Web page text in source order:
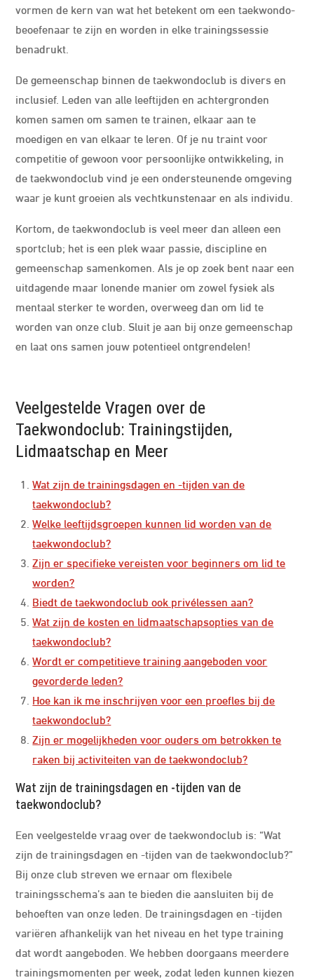
vormen de kern van wat het betekent om een ​​taekwondo-
beoefenaar te zijn en worden in elke trainingssessie
benadrukt.
De gemeenschap binnen de taekwondoclub is divers en
inclusief. Leden van alle leeftijden en achtergronden
komen samen om samen te trainen, elkaar aan te
moedigen en van elkaar te leren. Of je nu traint voor
competitie of gewoon voor persoonlijke ontwikkeling, in
de taekwondoclub vind je een ondersteunende omgeving
waar je kunt groeien als vechtkunstenaar en als individu.
Kortom, de taekwondoclub is veel meer dan alleen een
sportclub; het is een plek waar passie, discipline en
gemeenschap samenkomen. Als je op zoek bent naar een
uitdagende maar lonende manier om zowel fysiek als
mentaal sterker te worden, overweeg dan om lid te
worden van onze club. Sluit je aan bij onze gemeenschap
en laat ons samen jouw potentieel ontgrendelen!
Veelgestelde Vragen over de
Taekwondoclub: Trainingstijden,
Lidmaatschap en Meer
Wat zijn de trainingsdagen en -tijden van de
taekwondoclub?
Welke leeftijdsgroepen kunnen lid worden van de
taekwondoclub?
Zijn er specifieke vereisten voor beginners om lid te
worden?
Biedt de taekwondoclub ook privélessen aan?
Wat zijn de kosten en lidmaatschapsopties van de
taekwondoclub?
Wordt er competitieve training aangeboden voor
gevorderde leden?
Hoe kan ik me inschrijven voor een proefles bij de
taekwondoclub?
Zijn er mogelijkheden voor ouders om betrokken te
raken bij activiteiten van de taekwondoclub?
Wat zijn de trainingsdagen en -tijden van de
taekwondoclub?
Een veelgestelde vraag over de taekwondoclub is: “Wat
zijn de trainingsdagen en -tijden van de taekwondoclub?”
Bij onze club streven we ernaar om flexibele
trainingsschema’s aan te bieden die aansluiten bij de
behoeften van onze leden. De trainingsdagen en -tijden
variëren afhankelijk van het niveau en het type training
dat wordt aangeboden. We hebben doorgaans meerdere
trainingsmomenten per week, zodat leden kunnen kiezen